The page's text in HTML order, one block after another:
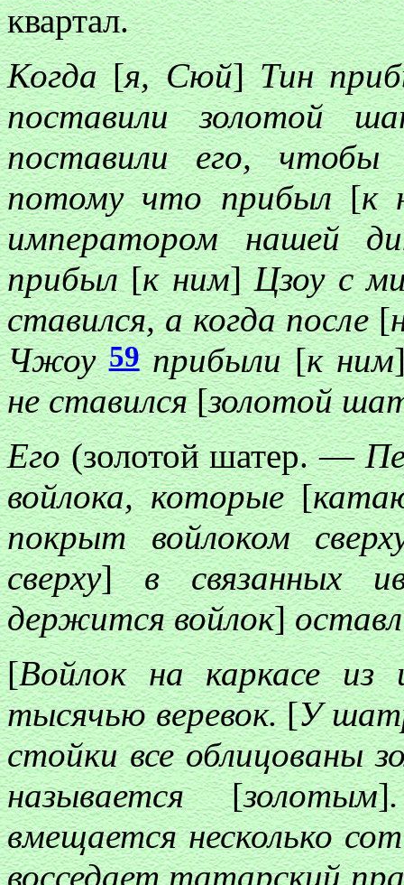
квартал.
Когда[я, Сюй]Тин
поставили золотой
поставили его,
потому что прибыл[к
императором нашей
прибыл[к ним]Цзоу с
ставился, а когда после[
Чжоу59 прибыли[к ним
не ставился[золотой
Его(золотой шатер. —
войлока, которые[
покрыт войлоком
сверху]в связанных
держится войлок]
[Войлок на каркасе из
тысячью веревок.[У
стойки все облицованы
называется[золотым]
вмещается несколько
восседает татарский